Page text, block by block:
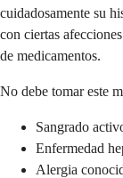
cuidadosamente su
con ciertas
de medicamentos.
No debe tomar este
Sangrado
Enfermedad
Alergia